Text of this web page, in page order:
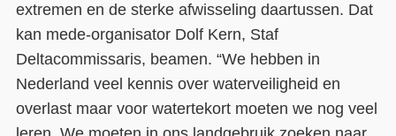
extremen en de sterke afwisseling daartussen. Dat
kan mede-organisator Dolf Kern, Staf
Deltacommissaris, beamen. “We hebben in
Nederland veel kennis over waterveiligheid en
overlast maar voor watertekort moeten we nog veel